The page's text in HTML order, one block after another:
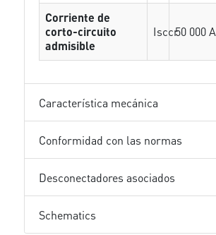
Corriente de
corto-circuito
admisible
Isccr50 000 A
Característica mecánica
Conformidad con las normas
Desconectadores asociados
Schematics